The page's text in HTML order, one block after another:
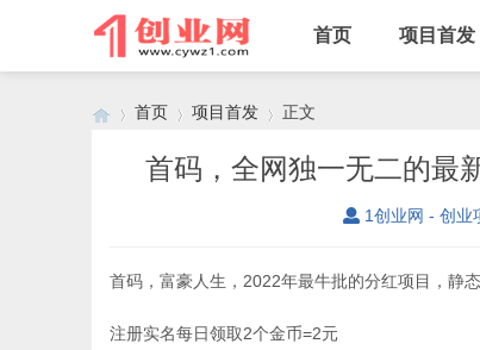
首页 项目首发
首页 项目首发 正文
首码，全网独一无二的最
1创业网 - 创业
首码，富豪人生，2022年最牛批的分红项目，静
注册实名每日领取2个金币=2元